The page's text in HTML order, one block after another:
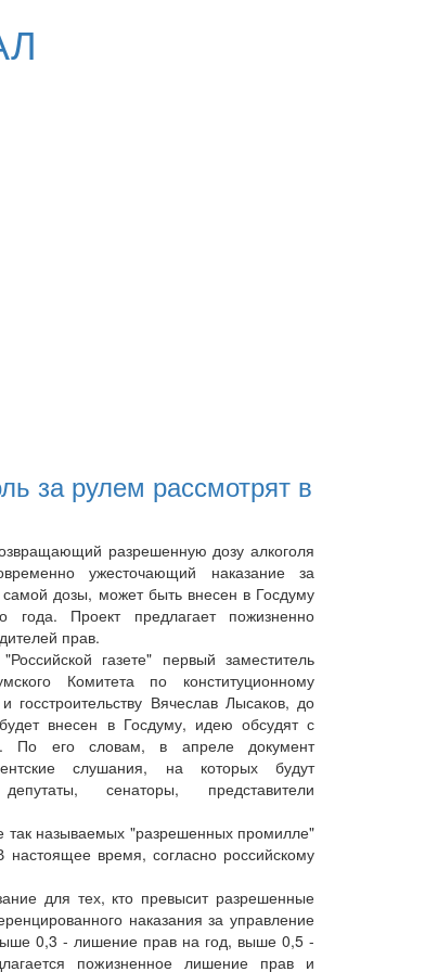
за рулем рассмотрят в
разрешенную дозу алкоголя
ужесточающий наказание за
дозы, может быть внесен в Госдуму
года. Проект предлагает пожизненно
прав.
газете" первый заместитель
Комитета по конституционному
и госстроительству Вячеслав Лысаков, до
внесен в Госдуму, идею обсудят с
По его словам, в апреле документ
слушания, на которых будут
депутаты, сенаторы, представители
так называемых "разрешенных промилле"
время, согласно российскому
для тех, кто превысит разрешенные
наказания за управление
0,3 - лишение прав на год, выше 0,5 -
пожизненное лишение прав и